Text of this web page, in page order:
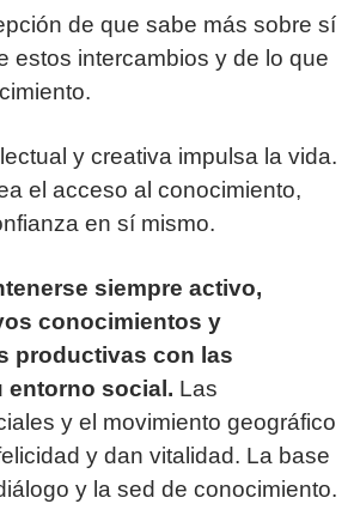
de que sabe más sobre sí
estos intercambios y de lo que
y creativa impulsa la vida.
el acceso al conocimiento,
en sí mismo.
siempre activo,
conocimientos y
productivas con las
entorno social. Las
y el movimiento geográfico
y dan vitalidad. La base
y la sed de conocimiento.